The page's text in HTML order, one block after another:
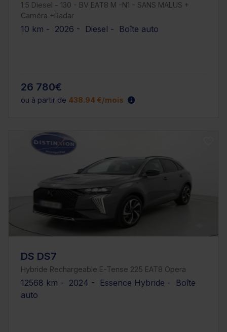
1.5 Diesel - 130 - BV EAT8 M -N1 - SANS MALUS +
Caméra +Radar
10 km - 2026 - Diesel - Boîte auto
26 780€
ou à partir de 438.94 €/mois
DS DS7
Hybride Rechargeable E-Tense 225 EAT8 Opera
12568 km - 2024 - Essence Hybride - Boîte
auto